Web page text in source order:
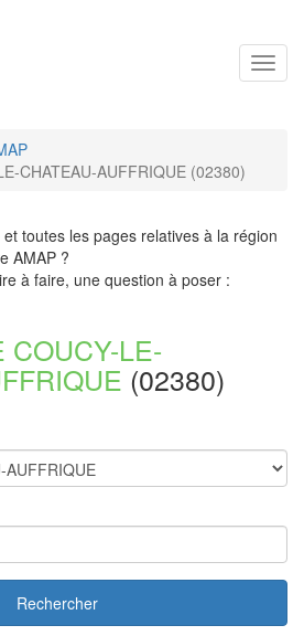
CHATEAU-AUFFRIQUE (02380)
toutes les pages relatives à la région
AMAP ?
à faire, une question à poser :
COUCY-LE-
(02380)
Rechercher